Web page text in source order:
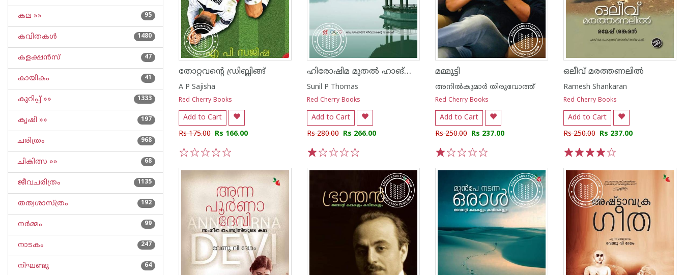
കല »» 95
കവിതകള്‍ 1480
കളക്ഷന്‍സ് 47
കായികം 41
കുറിപ്പ്‌ »» 1333
കൃഷി »» 197
ചരിത്രം 968
ചികിത്സ »» 68
ജീവചരിത്രം 1135
തത്വശാസ്ത്രം 192
നര്‍മ്മം 99
നാടകം 247
നിഘണ്ടു 64
തോറ്റവന്റെ ഡ്രിബ്ലിങ്ങ്
A P Sajisha
Red Cherry Books
Add to Cart
Rs 175.00 Rs 166.00
ഹിരോഷിമ മുതൽ ഹാങ്ചോ വരെ
Sunil P Thomas
Red Cherry Books
Add to Cart
Rs 280.00 Rs 266.00
മമ്മൂട്ടി
അനില്‍കുമാര്‍ തിരുവോത്ത്
Red Cherry Books
Add to Cart
Rs 250.00 Rs 237.00
ഒലീവ് മരത്തണലിൽ
Ramesh Shankaran
Red Cherry Books
Add to Cart
Rs 250.00 Rs 237.00